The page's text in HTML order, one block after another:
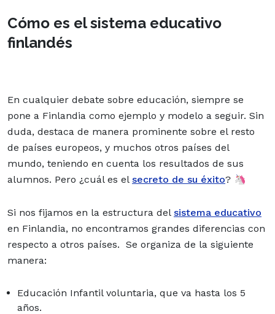
Cómo es el sistema educativo
finlandés
En cualquier debate sobre educación, siempre se
pone a Finlandia como ejemplo y modelo a seguir. Sin
duda, destaca de manera prominente sobre el resto
de países europeos, y muchos otros países del
mundo, teniendo en cuenta los resultados de sus
alumnos. Pero ¿cuál es el secreto de su éxito? 🦄
Si nos fijamos en la estructura del sistema educativo
en Finlandia, no encontramos grandes diferencias con
respecto a otros países. Se organiza de la siguiente
manera:
Educación Infantil voluntaria, que va hasta los 5
años.